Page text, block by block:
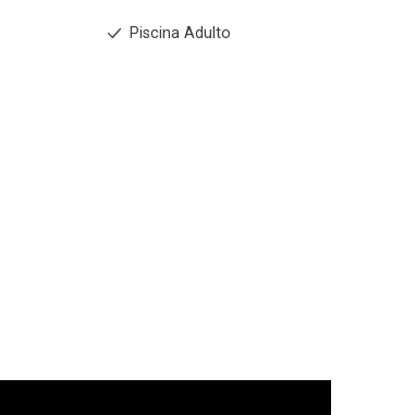
Piscina Adulto